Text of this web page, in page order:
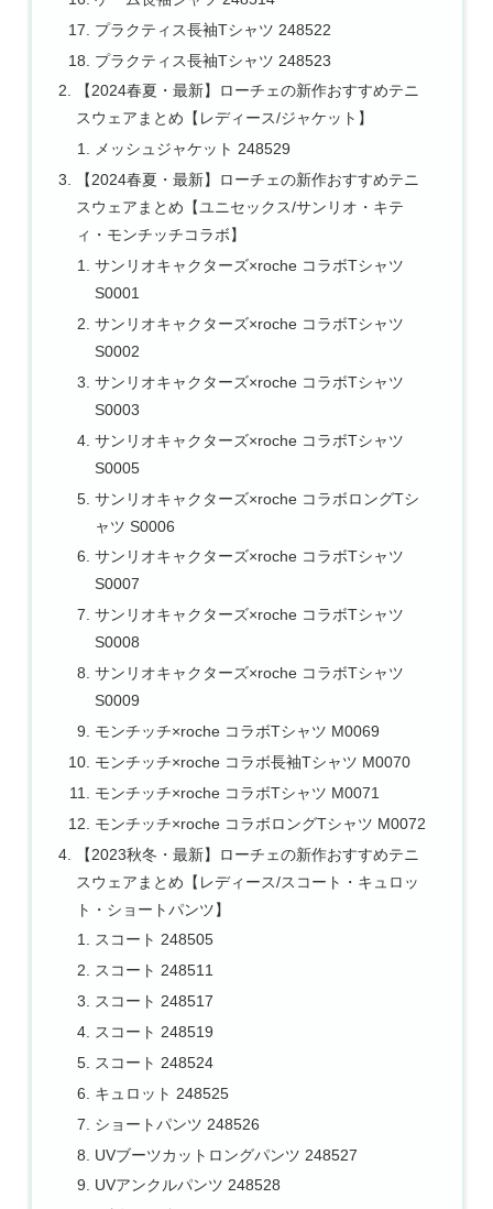
プラクティス長袖Tシャツ 248522
プラクティス長袖Tシャツ 248523
【2024春夏・最新】ローチェの新作おすすめテニ
スウェアまとめ【レディース/ジャケット】
メッシュジャケット 248529
【2024春夏・最新】ローチェの新作おすすめテニ
スウェアまとめ【ユニセックス/サンリオ・キテ
ィ・モンチッチコラボ】
サンリオキャクターズ×roche コラボTシャツ
S0001
サンリオキャクターズ×roche コラボTシャツ
S0002
サンリオキャクターズ×roche コラボTシャツ
S0003
サンリオキャクターズ×roche コラボTシャツ
S0005
サンリオキャクターズ×roche コラボロングTシ
ャツ S0006
サンリオキャクターズ×roche コラボTシャツ
S0007
サンリオキャクターズ×roche コラボTシャツ
S0008
サンリオキャクターズ×roche コラボTシャツ
S0009
モンチッチ×roche コラボTシャツ M0069
モンチッチ×roche コラボ長袖Tシャツ M0070
モンチッチ×roche コラボTシャツ M0071
モンチッチ×roche コラボロングTシャツ M0072
【2023秋冬・最新】ローチェの新作おすすめテニ
スウェアまとめ【レディース/スコート・キュロッ
ト・ショートパンツ】
スコート 248505
スコート 248511
スコート 248517
スコート 248519
スコート 248524
キュロット 248525
ショートパンツ 248526
UVブーツカットロングパンツ 248527
UVアンクルパンツ 248528